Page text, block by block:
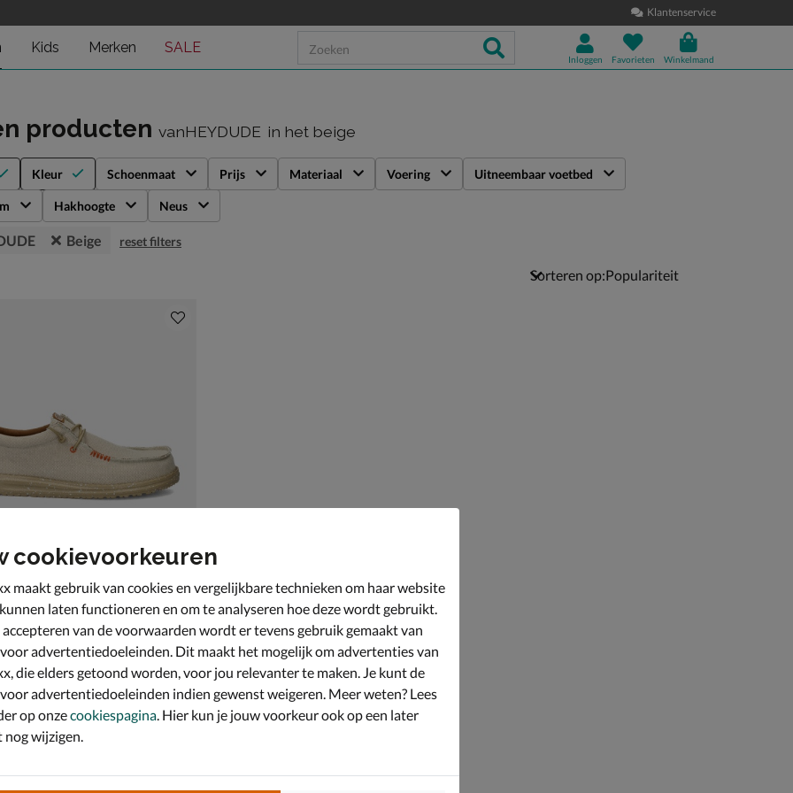
Klantenservice
Kids Merken SALE
Inloggen Favorieten Winkelmand
producten vanHEYDUDE in het beige
Kleur Schoenmaat Prijs Materiaal Voering Uitneembaar voetbed
Hakhoogte Neus
Beige reset filters
Sorteren op:
Wally Coastline
& loafers - beige
voor € 52,49
cookievoorkeuren
maakt gebruik van cookies en vergelijkbare technieken om haar website
laten functioneren en om te analyseren hoe deze wordt gebruikt.
van de voorwaarden wordt er tevens gebruik gemaakt van
advertentiedoeleinden. Dit maakt het mogelijk om advertenties van
die elders getoond worden, voor jou relevanter te maken. Je kunt de
advertentiedoeleinden indien gewenst weigeren. Meer weten? Lees
op onzecookiespagina. Hier kun je jouw voorkeur ook op een later
nog wijzigen.